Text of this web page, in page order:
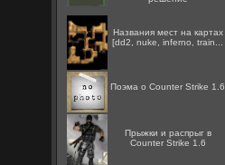
Названия мест на картах
[dd2, nuke, inferno, train...
Поэма о Counter Strike 1.6
Прыжки и распрыг в
Counter Strike 1.6